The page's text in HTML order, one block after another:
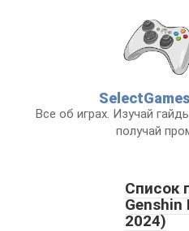
Все об играх. Изучай
получай
Список
2024)